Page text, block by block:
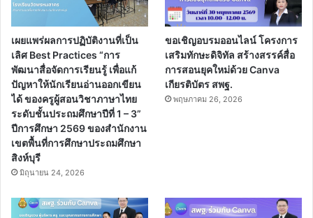
เผยแพร่ผลการปฏิบัติงานที่เป็น
เลิศ Best Practices “การ
พัฒนาสื่อจัดการเรียนรู้ เพื่อแก้
ปัญหาให้นักเรียนอ่านออกเขียน
ได้ ของครูผู้สอนวิชาภาษาไทย
ระดับชั้นประถมศึกษาปีที่ 1 – 3”
ปีการศึกษา 2569 ของสำนักงาน
เขตพื้นที่การศึกษาประถมศึกษา
สิงห์บุรี
มิถุนายน 24, 2026
ขอเชิญอบรมออนไลน์ โครงการ
เสริมทักษะดิจิทัล สร้างสรรค์สื่อ
การสอนยุคใหม่ด้วย Canva
เกียรติบัตร สพฐ.
พฤษภาคม 26, 2026